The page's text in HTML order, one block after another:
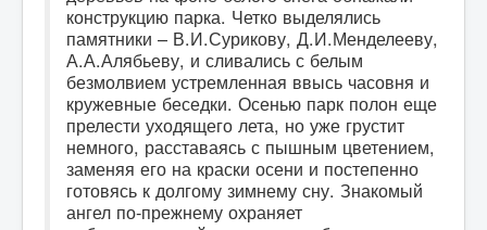
конструкцию парка. Четко выделялись
памятники – В.И.Сурикову, Д.И.Менделееву,
А.А.Алябьеву, и сливались с белым
безмолвием устремленная ввысь часовня и
кружевные беседки. Осенью парк полон еще
прелести уходящего лета, но уже грустит
немного, расставаясь с пышным цветением,
заменяя его на краски осени и постепенно
готовясь к долгому зимнему сну. Знакомый
ангел по-прежнему охраняет